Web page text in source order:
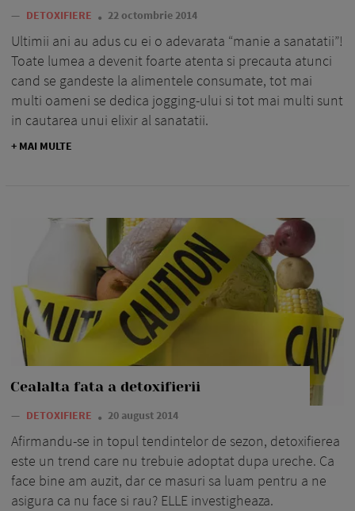
— DETOXIFIERE 22 octombrie 2014
Ultimii ani au adus cu ei o adevarata “manie a sanatatii”!
Toate lumea a devenit foarte atenta si precauta atunci
cand se gandeste la alimentele consumate, tot mai
multi oameni se dedica jogging-ului si tot mai multi sunt
in cautarea unui elixir al sanatatii.
+ MAI MULTE
Cealalta fata a detoxifierii
— DETOXIFIERE 20 august 2014
Afirmandu-se in topul tendintelor de sezon, detoxifierea
este un trend care nu trebuie adoptat dupa ureche. Ca
face bine am auzit, dar ce masuri sa luam pentru a ne
asigura ca nu face si rau? ELLE investigheaza.